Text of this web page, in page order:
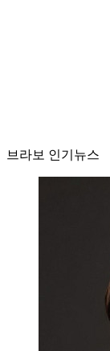
브라보 인기뉴스